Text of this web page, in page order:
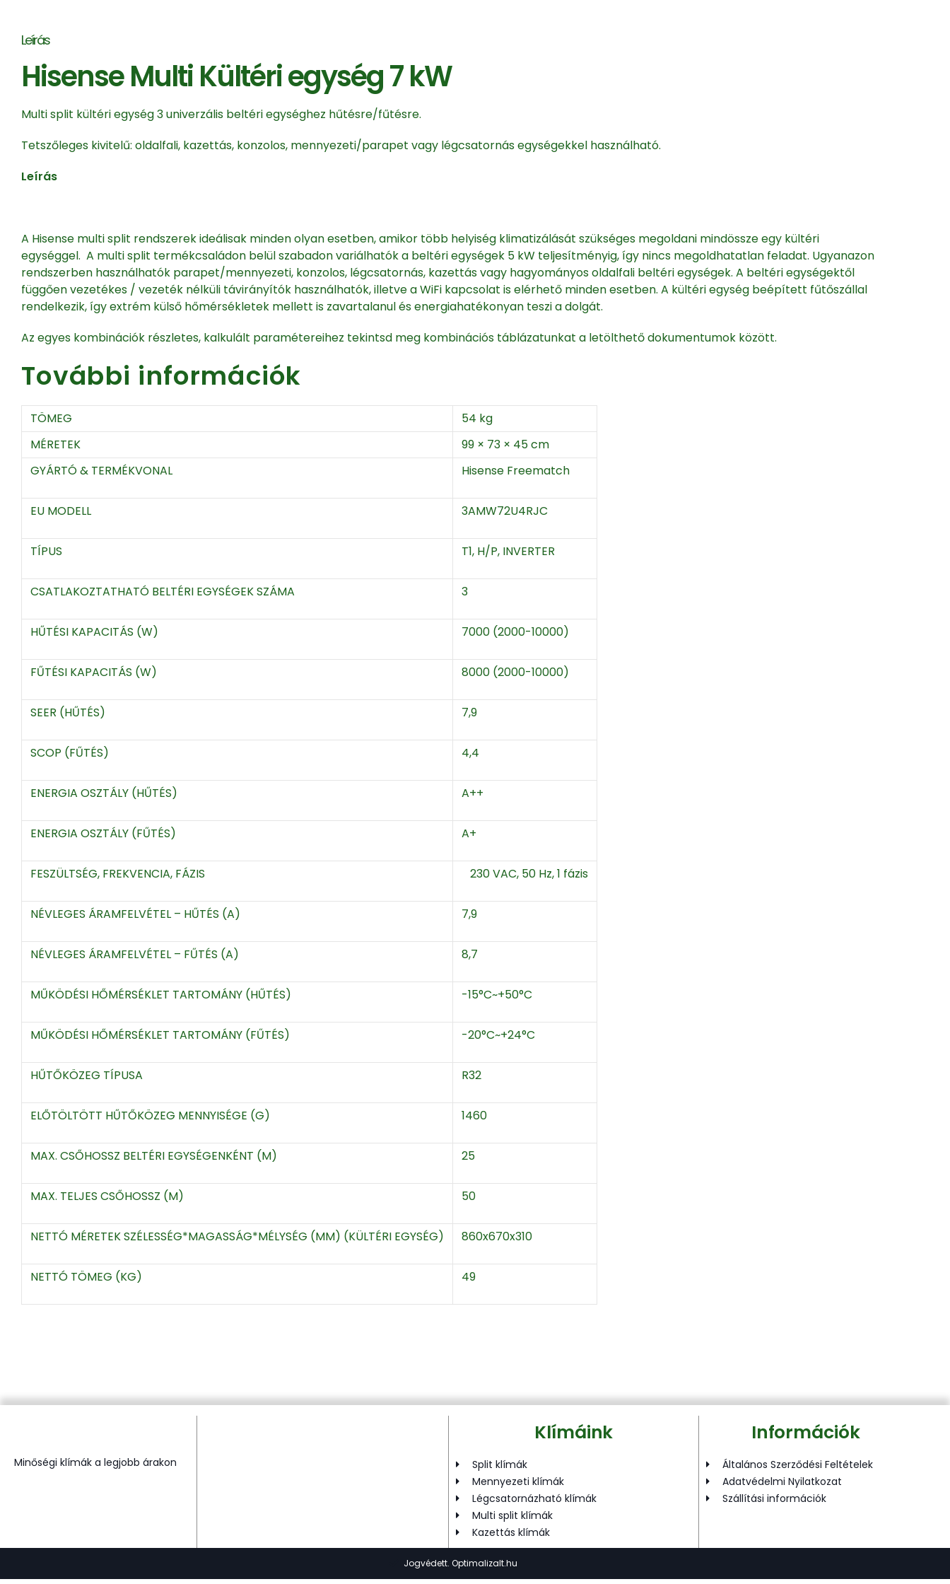
Leírás
Hisense Multi Kültéri egység 7 kW
Multi split kültéri egység 3 univerzális beltéri egységhez hűtésre/fűtésre.
Tetszőleges kivitelű: oldalfali, kazettás, konzolos, mennyezeti/parapet vagy légcsatornás egységekkel használható.
Leírás
A Hisense multi split rendszerek ideálisak minden olyan esetben, amikor több helyiség klimatizálását szükséges megoldani mindössze egy kültéri
egységgel. A multi split termékcsaládon belül szabadon variálhatók a beltéri egységek 5 kW teljesítményig, így nincs megoldhatatlan feladat. Ugyanazon
rendszerben használhatók parapet/mennyezeti, konzolos, légcsatornás, kazettás vagy hagyományos oldalfali beltéri egységek. A beltéri egységektől
függően vezetékes / vezeték nélküli távirányítók használhatók, illetve a WiFi kapcsolat is elérhető minden esetben. A kültéri egység beépített fűtőszállal
rendelkezik, így extrém külső hőmérsékletek mellett is zavartalanul és energiahatékonyan teszi a dolgát.
Az egyes kombinációk részletes, kalkulált paramétereihez tekintsd meg kombinációs táblázatunkat a letölthető dokumentumok között.
További információk
TÖMEG
54 kg
MÉRETEK
99 × 73 × 45 cm
GYÁRTÓ & TERMÉKVONAL
Hisense Freematch
EU MODELL 3AMW72U4RJC
TÍPUS T1, H/P, INVERTER
CSATLAKOZTATHATÓ BELTÉRI EGYSÉGEK SZÁMA 3
HŰTÉSI KAPACITÁS (W) 7000 (2000-10000)
FŰTÉSI KAPACITÁS (W) 8000 (2000-10000)
SEER (HŰTÉS) 7,9
SCOP (FŰTÉS) 4,4
ENERGIA OSZTÁLY (HŰTÉS) A++
ENERGIA OSZTÁLY (FŰTÉS) A+
FESZÜLTSÉG, FREKVENCIA, FÁZIS 230 VAC, 50 Hz, 1 fázis
NÉVLEGES ÁRAMFELVÉTEL – HŰTÉS (A) 7,9
NÉVLEGES ÁRAMFELVÉTEL – FŰTÉS (A) 8,7
MŰKÖDÉSI HŐMÉRSÉKLET TARTOMÁNY (HŰTÉS) -15°C~+50°C
MŰKÖDÉSI HŐMÉRSÉKLET TARTOMÁNY (FŰTÉS) -20°C~+24°C
HŰTŐKÖZEG TÍPUSA R32
ELŐTÖLTÖTT HŰTŐKÖZEG MENNYISÉGE (G) 1460
MAX. CSŐHOSSZ BELTÉRI EGYSÉGENKÉNT (M) 25
MAX. TELJES CSŐHOSSZ (M) 50
NETTÓ MÉRETEK SZÉLESSÉG*MAGASSÁG*MÉLYSÉG (MM) (KÜLTÉRI EGYSÉG) 860x670x310
NETTÓ TÖMEG (KG) 49
Minőségi klímák a legjobb árakon
Klímáink
Split klímák
Mennyezeti klímák
Légcsatornázható klímák
Multi split klímák
Kazettás klímák
Információk
Általános Szerződési Feltételek
Adatvédelmi Nyilatkozat
Szállítási információk
Jogvédett. Optimalizalt.hu